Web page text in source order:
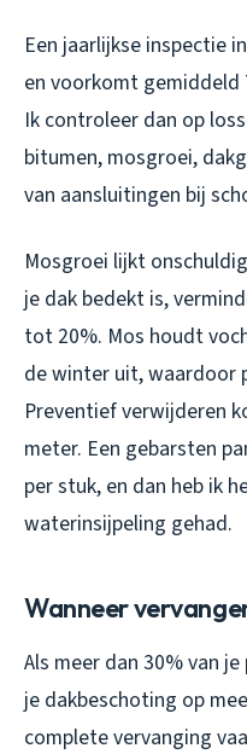
Een jaarlijkse inspectie
en voorkomt gemiddeld
Ik controleer dan op
bitumen, mosgroei,
van aansluitingen bij
Mosgroei lijkt
je dak bedekt is,
tot 20%. Mos houdt
de winter uit, waardoor
Preventief verwijderen
meter. Een gebarsten
per stuk, en dan heb ik
waterinsijpeling gehad.
Wanneer
Als meer dan 30% van
je dakbeschoting op
complete vervanging